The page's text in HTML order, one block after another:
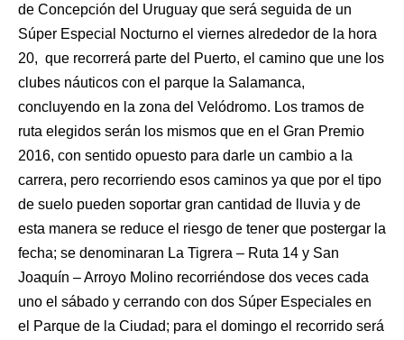
de Concepción del Uruguay que será seguida de un
Súper Especial Nocturno el viernes alrededor de la hora
20, que recorrerá parte del Puerto, el camino que une los
clubes náuticos con el parque la Salamanca,
concluyendo en la zona del Velódromo. Los tramos de
ruta elegidos serán los mismos que en el Gran Premio
2016, con sentido opuesto para darle un cambio a la
carrera, pero recorriendo esos caminos ya que por el tipo
de suelo pueden soportar gran cantidad de lluvia y de
esta manera se reduce el riesgo de tener que postergar la
fecha; se denominaran La Tigrera – Ruta 14 y San
Joaquín – Arroyo Molino recorriéndose dos veces cada
uno el sábado y cerrando con dos Súper Especiales en
el Parque de la Ciudad; para el domingo el recorrido será